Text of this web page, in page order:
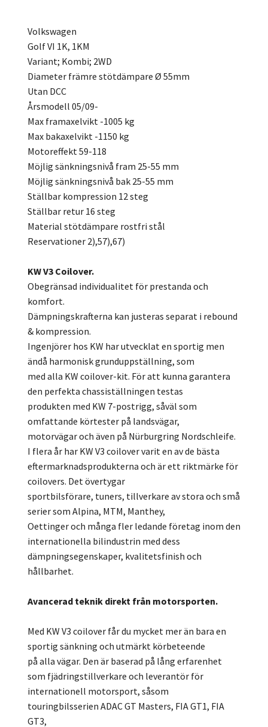
Volkswagen
Golf VI 1K, 1KM
Variant; Kombi; 2WD
Diameter främre stötdämpare Ø 55mm
Utan DCC
Årsmodell 05/09-
Max framaxelvikt -1005 kg
Max bakaxelvikt -1150 kg
Motoreffekt 59-118
Möjlig sänkningsnivå fram 25-55 mm
Möjlig sänkningsnivå bak 25-55 mm
Ställbar kompression 12 steg
Ställbar retur 16 steg
Material stötdämpare rostfri stål
Reservationer 2),57),67)
KW V3 Coilover.
Obegränsad individualitet för prestanda och
komfort.
Dämpningskrafterna kan justeras separat i rebound
& kompression.
Ingenjörer hos KW har utvecklat en sportig men
ändå harmonisk grunduppställning, som
med alla KW coilover-kit. För att kunna garantera
den perfekta chassiställningen testas
produkten med KW 7-postrigg, såväl som
omfattande körtester på landsvägar,
motorvägar och även på Nürburgring Nordschleife.
I flera år har KW V3 coilover varit en av de bästa
eftermarknadsprodukterna och är ett riktmärke för
coilovers. Det övertygar
sportbilsförare, tuners, tillverkare av stora och små
serier som Alpina, MTM, Manthey,
Oettinger och många fler ledande företag inom den
internationella bilindustrin med dess
dämpningsegenskaper, kvalitetsfinish och
hållbarhet.
Avancerad teknik direkt från motorsporten.
Med KW V3 coilover får du mycket mer än bara en
sportig sänkning och utmärkt körbeteende
på alla vägar. Den är baserad på lång erfarenhet
som fjädringstillverkare och leverantör för
internationell motorsport, såsom
touringbilsserien ADAC GT Masters, FIA GT1, FIA
GT3,